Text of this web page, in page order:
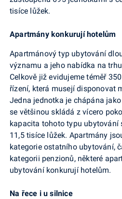
tisíce lůžek.
Apartmány konkurují hotelům
Apartmánový typ ubytování
významu a jeho nabídka na
Celkově již evidujeme téměř
řízení, která musejí disponovat
Jedna jednotka je chápána
se většinou skládá z vícero
kapacita tohoto typu ubytování
11,5 tisíce lůžek. Apartmány
kategorie ostatního ubytování,
kategorii penzionů, některé
ubytování konkurují hotelům.
Na řece i u silnice